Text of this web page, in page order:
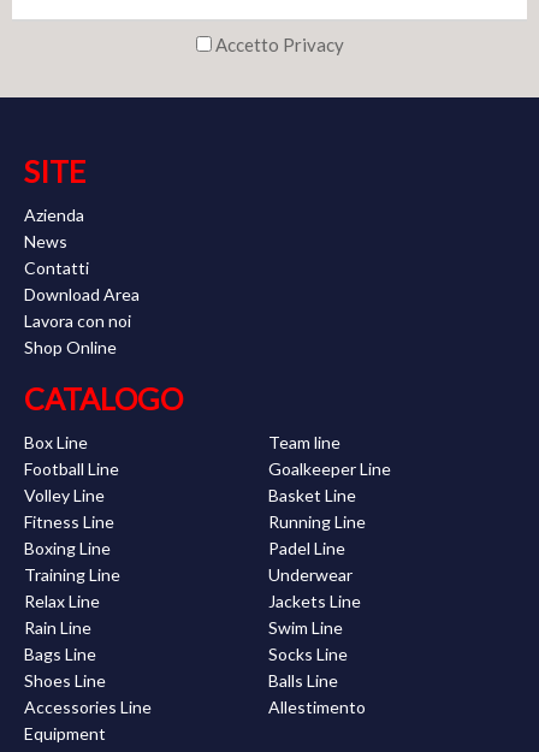
Accetto Privacy
SITE
Azienda
News
Contatti
Download Area
Lavora con noi
Shop Online
CATALOGO
Box Line
Team line
Football Line
Goalkeeper Line
Volley Line
Basket Line
Fitness Line
Running Line
Boxing Line
Padel Line
Training Line
Underwear
Relax Line
Jackets Line
Rain Line
Swim Line
Bags Line
Socks Line
Shoes Line
Balls Line
Accessories Line
Allestimento
Equipment